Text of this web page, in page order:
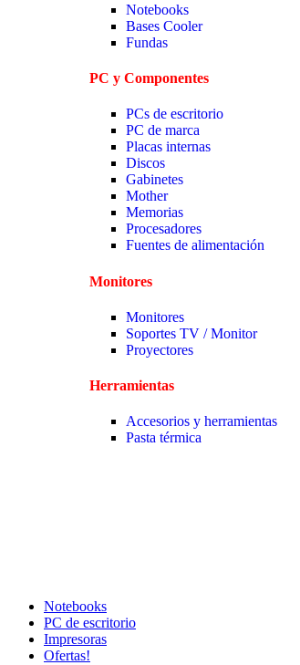
Notebooks
Bases Cooler
Fundas
PC y Componentes
PCs de escritorio
PC de marca
Placas internas
Discos
Gabinetes
Mother
Memorias
Procesadores
Fuentes de alimentación
Monitores
Monitores
Soportes TV / Monitor
Proyectores
Herramientas
Accesorios y herramientas
Pasta térmica
Notebooks
PC de escritorio
Impresoras
Ofertas!